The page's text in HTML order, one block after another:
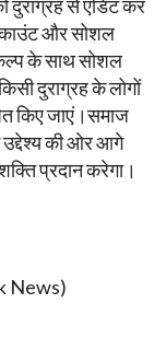
दुराग्रह से एडिट कर
और सोशल
के साथ सोशल
किसी दुराग्रह के लोगों
किए जाएं।समाज
उद्देश्य की ओर आगे
प्रदान करेगा।